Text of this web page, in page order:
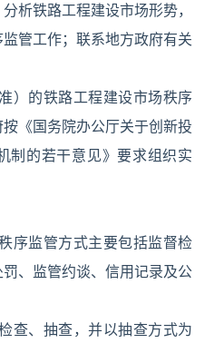
析铁路工程建设市场形势，
管工作；联系地方政府有关
）的铁路工程建设市场秩序
《国务院办公厅关于创新投
制的若干意见》要求组织实
序监管方式主要包括监督检
、监管约谈、信用记录及公
查、抽查，并以抽查方式为